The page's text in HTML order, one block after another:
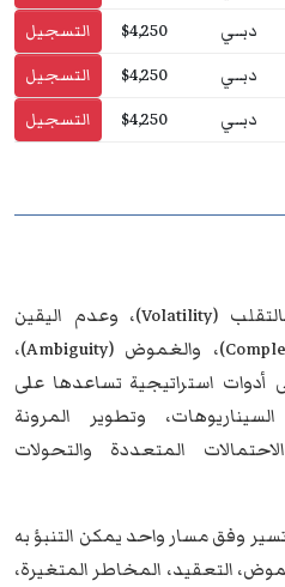
دبــي $4,250
التسجيل
دبــي $4,250
التسجيل
دبــي $4,250 التسجيل
في عالم VUCA الذي يتسم بالتقلب (Volatility)، وعدم اليقين
(Uncertainty)، والتعقيد (Complexity)، والغموض (Ambiguity)،
استراتيجية تساعدها على
وتطوير المرونة
المتعددة والتحولات
وفق مسار واحد يمكن التنبؤ به
التعقيد، المخاطر المتغيرة،